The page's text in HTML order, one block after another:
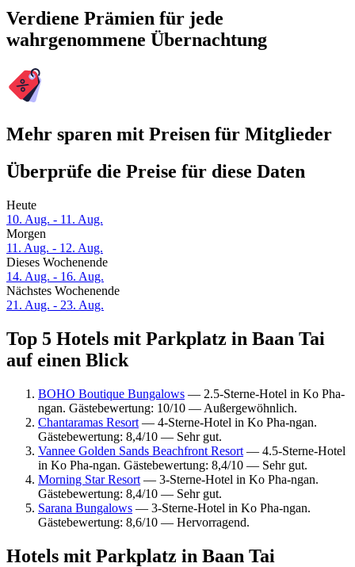
Verdiene Prämien für jede
wahrgenommene Übernachtung
Mehr sparen mit Preisen für Mitglieder
Überprüfe die Preise für diese Daten
Heute
10. Aug. - 11. Aug.
Morgen
11. Aug. - 12. Aug.
Dieses Wochenende
14. Aug. - 16. Aug.
Nächstes Wochenende
21. Aug. - 23. Aug.
Top 5 Hotels mit Parkplatz in Baan Tai
auf einen Blick
BOHO Boutique Bungalows — 2.5-Sterne-Hotel in Ko Pha-
ngan. Gästebewertung: 10/10 — Außergewöhnlich.
Chantaramas Resort — 4-Sterne-Hotel in Ko Pha-ngan.
Gästebewertung: 8,4/10 — Sehr gut.
Vannee Golden Sands Beachfront Resort — 4.5-Sterne-Hotel
in Ko Pha-ngan. Gästebewertung: 8,4/10 — Sehr gut.
Morning Star Resort — 3-Sterne-Hotel in Ko Pha-ngan.
Gästebewertung: 8,4/10 — Sehr gut.
Sarana Bungalows — 3-Sterne-Hotel in Ko Pha-ngan.
Gästebewertung: 8,6/10 — Hervorragend.
Hotels mit Parkplatz in Baan Tai